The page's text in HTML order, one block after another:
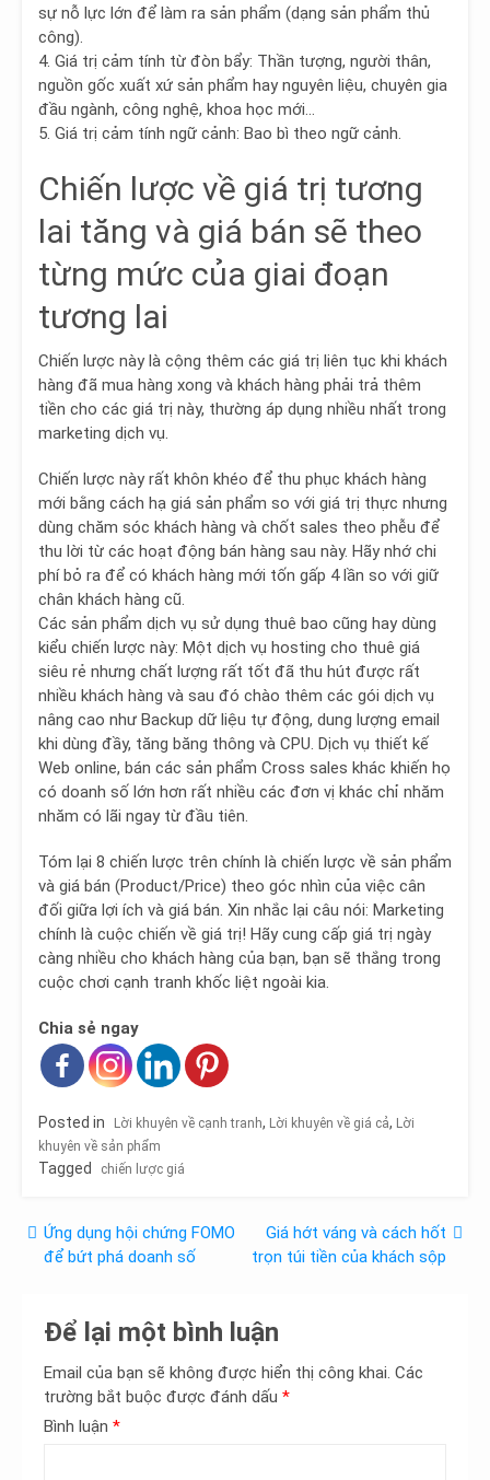
sự nỗ lực lớn để làm ra sản phẩm (dạng sản phẩm thủ
công).
4. Giá trị cảm tính từ đòn bẩy: Thần tượng, người thân,
nguồn gốc xuất xứ sản phẩm hay nguyên liệu, chuyên gia
đầu ngành, công nghệ, khoa học mới…
5. Giá trị cảm tính ngữ cảnh: Bao bì theo ngữ cảnh.
Chiến lược về giá trị tương
lai tăng và giá bán sẽ theo
từng mức của giai đoạn
tương lai
Chiến lược này là cộng thêm các giá trị liên tục khi khách
hàng đã mua hàng xong và khách hàng phải trả thêm
tiền cho các giá trị này, thường áp dụng nhiều nhất trong
marketing dịch vụ.
Chiến lược này rất khôn khéo để thu phục khách hàng
mới bằng cách hạ giá sản phẩm so với giá trị thực nhưng
dùng chăm sóc khách hàng và chốt sales theo phễu để
thu lời từ các hoạt động bán hàng sau này. Hãy nhớ chi
phí bỏ ra để có khách hàng mới tốn gấp 4 lần so với giữ
chân khách hàng cũ.
Các sản phẩm dịch vụ sử dụng thuê bao cũng hay dùng
kiểu chiến lược này: Một dịch vụ hosting cho thuê giá
siêu rẻ nhưng chất lượng rất tốt đã thu hút được rất
nhiều khách hàng và sau đó chào thêm các gói dịch vụ
nâng cao như Backup dữ liệu tự động, dung lượng email
khi dùng đầy, tăng băng thông và CPU. Dịch vụ thiết kế
Web online, bán các sản phẩm Cross sales khác khiến họ
có doanh số lớn hơn rất nhiều các đơn vị khác chỉ nhăm
nhăm có lãi ngay từ đầu tiên.
Tóm lại 8 chiến lược trên chính là chiến lược về sản phẩm
và giá bán (Product/Price) theo góc nhìn của việc cân
đối giữa lợi ích và giá bán. Xin nhắc lại câu nói: Marketing
chính là cuộc chiến về giá trị! Hãy cung cấp giá trị ngày
càng nhiều cho khách hàng của bạn, bạn sẽ thắng trong
cuộc chơi cạnh tranh khốc liệt ngoài kia.
Chia sẻ ngay
Posted in Lời khuyên về cạnh tranh, Lời khuyên về giá cả, Lời
khuyên về sản phẩm
Tagged chiến lược giá
Điều
bài
viết
Ứng dụng hội chứng FOMO
để bứt phá doanh số
Giá hớt váng và cách hốt
trọn túi tiền của khách sộp
Để lại một bình luận
Email của bạn sẽ không được hiển thị công khai. Các
trường bắt buộc được đánh dấu *
Bình luận *